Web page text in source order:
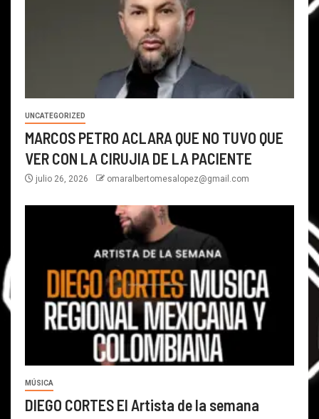
UNCATEGORIZED
MARCOS PETRO ACLARA QUE NO TUVO QUE
VER CON LA CIRUJIA DE LA PACIENTE
julio 26, 2026 omaralbertomesalopez@gmail.com
MÚSICA
DIEGO CORTES El Artista de la semana